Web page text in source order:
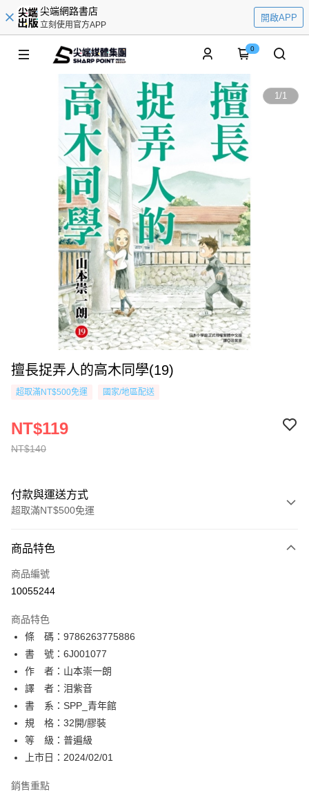
尖端網路書店
立刻使用官方APP
開啟APP
0
1/1
擅長捉弄人的高木同學(19)
超取滿NT$500免運 國家/地區配送
NT$140
NT$119
付款與運送方式
超取滿NT$500免運
信用卡一次付款
超商取貨付款
相關說明
【關於「AFTEE先享後付」】
AFTEE先享後付是「在收到商品之後才付款」的支付方式。 讓您購物簡單
便利好安心！
１．簡單：不需註冊會員、不需綁卡、不需儲值。
２．便利：只要手機號碼，簡訊認證，即可結帳。
３．安心：先確認商品／服務後，再付款。
【「AFTEE先享後付」結帳流程】
１．於結帳方式選擇「AFTEE先享後付」後，將跳轉至「AFTEE先享後付」
結帳頁面，進行簡訊認證並確認金額後，即可完成結帳。
２．訂單成立數日內，您將收到繳費通知簡訊。
ATM／網路銀行／等多元方式進行付款，方視為交易完成。
ATM付款
運送方式
全家取貨付款
每筆NT$80，滿NT$500(含以上)免運費
付款後全家取貨
商品特色
商品編號
10055244
商品特色
條 碼：9786263775886
書 號：6J001077
作 者：山本崇一朗
譯 者：泪紫音
書 系：SPP_青年館
規 格：32開/膠裝
等 級：普遍級
上市日：2024/02/01
銷售重點